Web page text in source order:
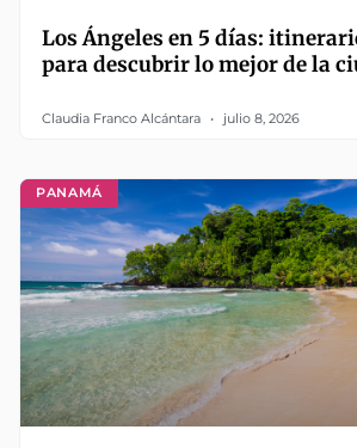
Los Ángeles en 5 días:
para descubrir lo mejor de la
Claudia Franco Alcántara julio 8, 2026
PANAMÁ